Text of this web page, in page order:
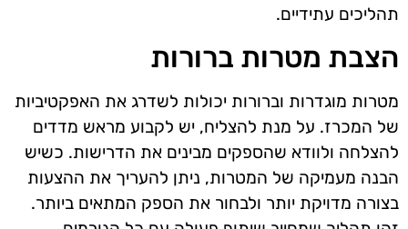
תהליכים עתידיים.
הצבת מטרות ברורות
מטרות מוגדרות וברורות יכולות לשדרג את האפקטיביות
של המכרז. על מנת להצליח, יש לקבוע מראש מדדים
להצלחה ולוודא שהספקים מבינים את הדרישות. כשיש
הבנה מעמיקה של המטרות, ניתן להעריך את ההצעות
בצורה מדויקת יותר ולבחור את הספק המתאים ביותר.